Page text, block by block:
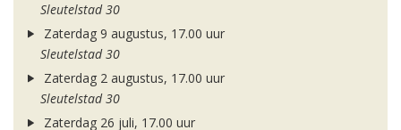
Sleutelstad 30
Zaterdag 9 augustus, 17.00 uur
Sleutelstad 30
Zaterdag 2 augustus, 17.00 uur
Sleutelstad 30
Zaterdag 26 juli, 17.00 uur